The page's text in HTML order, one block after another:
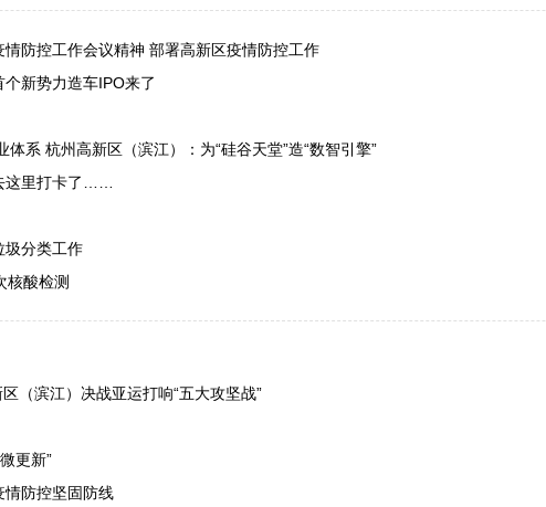
防控工作会议精神 部署高新区疫情防控工作
新势力造车IPO来了
系 杭州高新区（滨江）：为“硅谷天堂”造“数智引擎”
这里打卡了……
圾分类工作
核酸检测
（滨江）决战亚运打响“五大攻坚战”
更新”
情防控坚固防线